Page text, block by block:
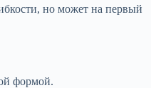
но может на первый
формой.